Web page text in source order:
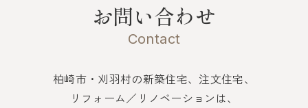
お問い合わせ
Contact
柏崎市・刈羽村の新築住宅、注文住宅、
リフォーム／リノベーションは、